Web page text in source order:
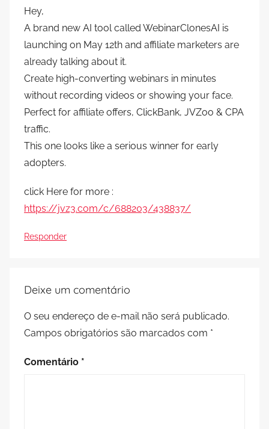
Hey,
A brand new AI tool called WebinarClonesAI is
launching on May 12th and affiliate marketers are
already talking about it.
Create high-converting webinars in minutes
without recording videos or showing your face.
Perfect for affiliate offers, ClickBank, JVZoo & CPA
traffic.
This one looks like a serious winner for early
adopters.
click Here for more :
https://jvz3.com/c/688203/438837/
Responder
Deixe um comentário
O seu endereço de e-mail não será publicado.
Campos obrigatórios são marcados com *
Comentário *